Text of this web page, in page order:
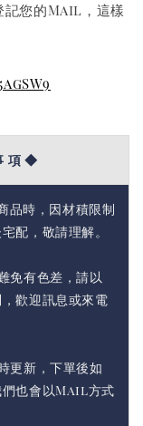
記您的Mail，這樣
項 ◆
品時，因材積限制
配，敬請理解。
免有色差，請以
歡迎訊息或來電
更新，下單後如
們也會以Mail方式